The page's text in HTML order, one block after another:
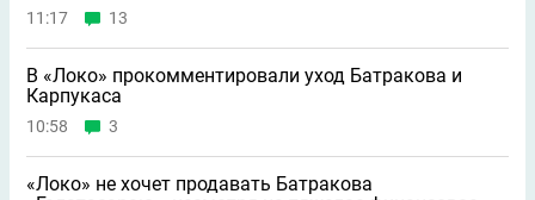
11:17 13
В «Локо» прокомментировали уход Батракова и
Карпукаса
10:58 3
«Локо» не хочет продавать Батракова